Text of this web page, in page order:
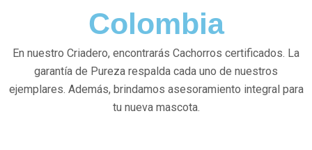
Colombia
En nuestro Criadero, encontrarás Cachorros certificados. La
garantía de Pureza respalda cada uno de nuestros
ejemplares. Además, brindamos asesoramiento integral para
tu nueva mascota.